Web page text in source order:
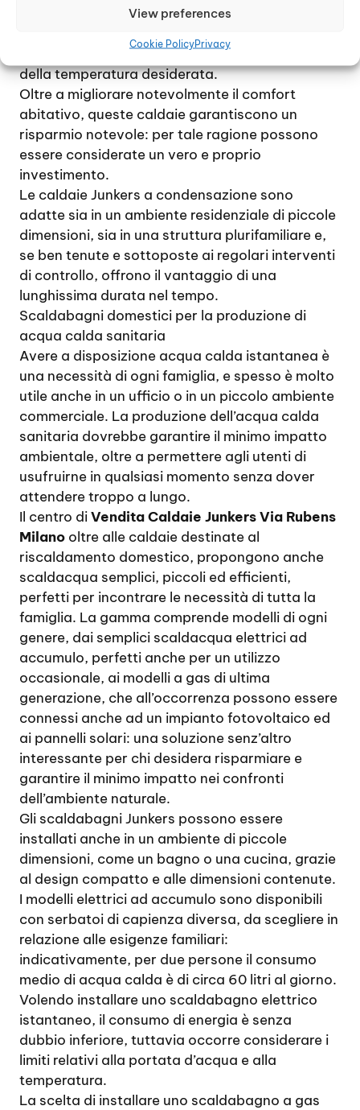
View preferences
Cookie PolicyPrivacy
permette di riutilizzare questo calore e
con il risultato di un raggiungimento più rapido
della temperatura desiderata.
Oltre a migliorare notevolmente il comfort
abitativo, queste caldaie garantiscono un
risparmio notevole: per tale ragione possono
essere considerate un vero e proprio
investimento.
Le caldaie Junkers a condensazione sono
adatte sia in un ambiente residenziale di piccole
dimensioni, sia in una struttura plurifamiliare e,
se ben tenute e sottoposte ai regolari interventi
di controllo, offrono il vantaggio di una
lunghissima durata nel tempo.
Scaldabagni domestici per la produzione di
acqua calda sanitaria
Avere a disposizione acqua calda istantanea è
una necessità di ogni famiglia, e spesso è molto
utile anche in un ufficio o in un piccolo ambiente
commerciale. La produzione dell’acqua calda
sanitaria dovrebbe garantire il minimo impatto
ambientale, oltre a permettere agli utenti di
usufruirne in qualsiasi momento senza dover
attendere troppo a lungo.
Il centro diVendita Caldaie Junkers Via Rubens
Milano oltre alle caldaie destinate al
riscaldamento domestico, propongono anche
scaldacqua semplici, piccoli ed efficienti,
perfetti per incontrare le necessità di tutta la
famiglia. La gamma comprende modelli di ogni
genere, dai semplici scaldacqua elettrici ad
accumulo, perfetti anche per un utilizzo
occasionale, ai modelli a gas di ultima
generazione, che all’occorrenza possono essere
connessi anche ad un impianto fotovoltaico ed
ai pannelli solari: una soluzione senz’altro
interessante per chi desidera risparmiare e
garantire il minimo impatto nei confronti
dell’ambiente naturale.
Gli scaldabagni Junkers possono essere
installati anche in un ambiente di piccole
dimensioni, come un bagno o una cucina, grazie
al design compatto e alle dimensioni contenute.
I modelli elettrici ad accumulo sono disponibili
con serbatoi di capienza diversa, da scegliere in
relazione alle esigenze familiari:
indicativamente, per due persone il consumo
medio di acqua calda è di circa 60 litri al giorno.
Volendo installare uno scaldabagno elettrico
istantaneo, il consumo di energia è senza
dubbio inferiore, tuttavia occorre considerare i
limiti relativi alla portata d’acqua e alla
temperatura.
La scelta di installare uno scaldabagno a gas